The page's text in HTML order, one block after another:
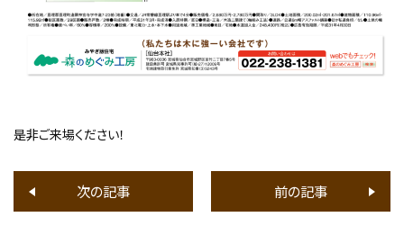
是非ご来場ください！
次の記事 前の記事